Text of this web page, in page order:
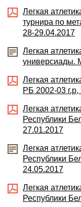
Легкая
турнира по
28-29.04.2017
Легкая
универсиады.
Легкая
РБ 2002-03 г.р,
Легкая
Республики
27.01.2017
Легкая
Республики
24.05.2017
Легкая
Республики